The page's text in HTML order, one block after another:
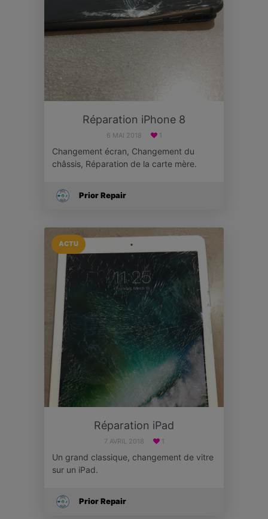
Réparation iPhone 8
6 MAI 2018 1
Changement écran, Changement du
châssis, Réparation de la carte mère.
Prior Repair
ACTU
Réparation iPad
7 AVRIL 2018 1
Un grand classique, changement de vitre
sur un iPad.
Prior Repair